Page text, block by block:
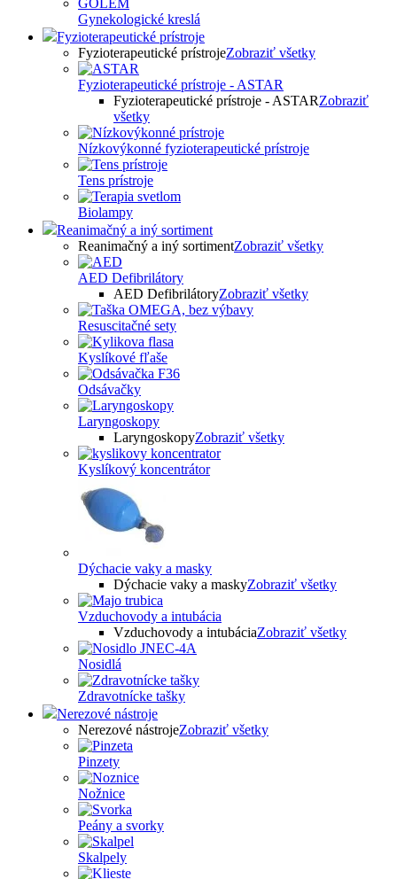
Gynekologické kreslá
Fyzioterapeutické prístroje
Fyzioterapeutické prístrojeZobraziť všetky
Fyzioterapeutické prístroje - ASTAR
Fyzioterapeutické prístroje - ASTARZobraziť
všetky
Nízkovýkonné fyzioterapeutické prístroje
Tens prístroje
Biolampy
Reanimačný a iný sortiment
Reanimačný a iný sortimentZobraziť všetky
AED Defibrilátory
AED DefibrilátoryZobraziť všetky
Resuscitačné sety
Kyslíkové fľaše
Odsávačky
Laryngoskopy
LaryngoskopyZobraziť všetky
Kyslíkový koncentrátor
Dýchacie vaky a masky
Dýchacie vaky a maskyZobraziť všetky
Vzduchovody a intubácia
Vzduchovody a intubáciaZobraziť všetky
Nosidlá
Zdravotnícke tašky
Nerezové nástroje
Nerezové nástrojeZobraziť všetky
Pinzety
Nožnice
Peány a svorky
Skalpely